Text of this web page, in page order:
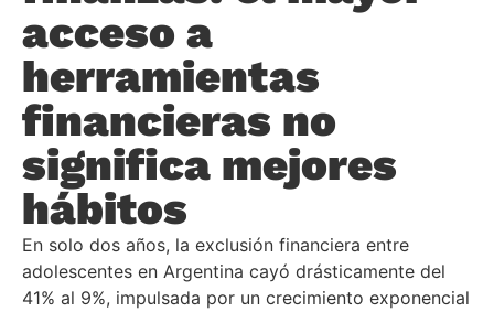
acceso a
herramientas
financieras no
significa mejores
hábitos
En solo dos años, la exclusión financiera entre
adolescentes en Argentina cayó drásticamente del
41% al 9%, impulsada por un crecimiento exponencial